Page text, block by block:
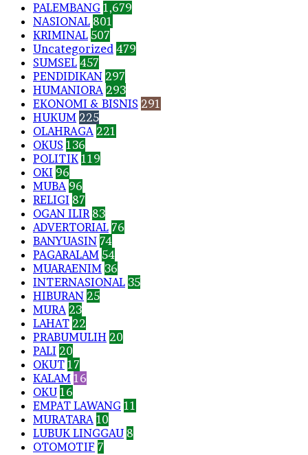
PALEMBANG 1,679
NASIONAL 801
KRIMINAL 507
Uncategorized 479
SUMSEL 457
PENDIDIKAN 297
HUMANIORA 293
EKONOMI & BISNIS 291
HUKUM 225
OLAHRAGA 221
OKUS 136
POLITIK 119
OKI 96
MUBA 96
RELIGI 87
OGAN ILIR 83
ADVERTORIAL 76
BANYUASIN 74
PAGARALAM 54
MUARAENIM 36
INTERNASIONAL 35
HIBURAN 25
MURA 23
LAHAT 22
PRABUMULIH 20
PALI 20
OKUT 17
KALAM 16
OKU 16
EMPAT LAWANG 11
MURATARA 10
LUBUK LINGGAU 8
OTOMOTIF 7